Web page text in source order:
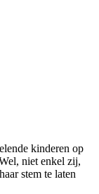
kinderen op
niet enkel zij,
stem te laten